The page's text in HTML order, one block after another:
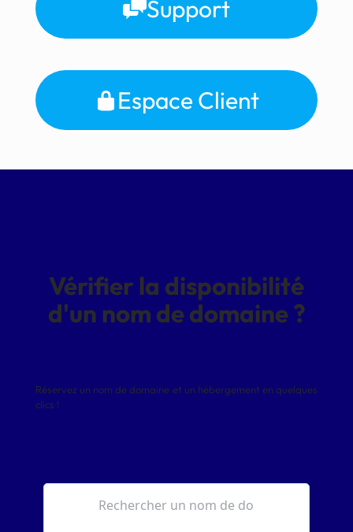
Support
Espace Client
Vérifier la disponibilité
d'un nom de domaine ?
Réservez un nom de domaine et un hébergement en quelques
clics !